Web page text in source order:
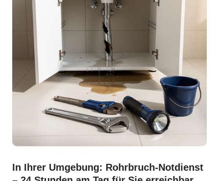
In Ihrer Umgebung: Rohrbruch-Notdienst